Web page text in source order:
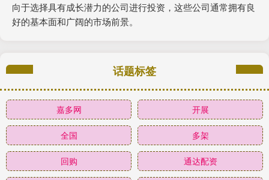
向于选择具有成长潜力的公司进行投资，这些公司通常拥有良
好的基本面和广阔的市场前景。
话题标签
嘉多网 开展
全国 多架
回购 通达配资